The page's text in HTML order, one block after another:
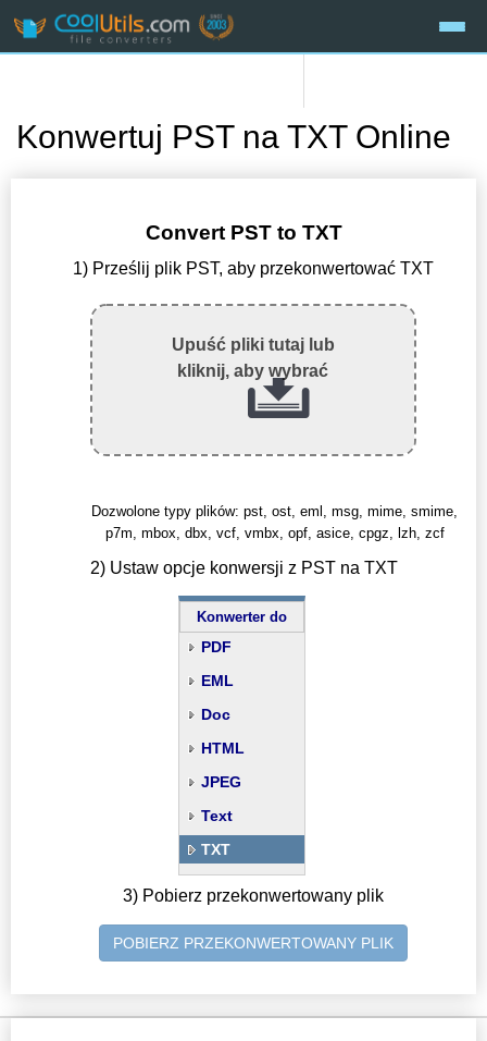
Konwertuj PST na TXT Online
Convert PST to TXT
1) Prześlij plik PST, aby przekonwertować TXT
Upuść pliki tutaj lub
kliknij, aby wybrać
Dozwolone typy plików: pst, ost, eml, msg, mime, smime,
p7m, mbox, dbx, vcf, vmbx, opf, asice, cpgz, lzh, zcf
2) Ustaw opcje konwersji z PST na TXT
Konwerter do
PDF
EML
Doc
HTML
JPEG
Text
TXT
3) Pobierz przekonwertowany plik
POBIERZ PRZEKONWERTOWANY PLIK